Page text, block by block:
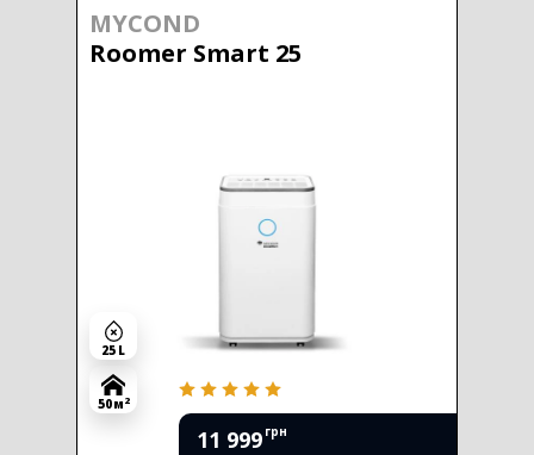
MYCOND
Roomer Smart 25
11 999 грн
25 L
50 м 2